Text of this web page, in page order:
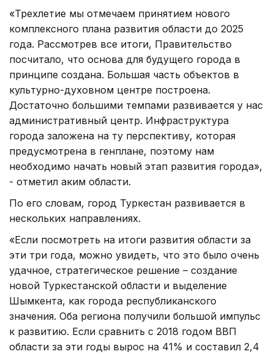
«Трехлетие мы отмечаем принятием нового
комплексного плана развития области до 2025
года. Рассмотрев все итоги, Правительство
посчитало, что основа для будущего города в
принципе создана. Большая часть объектов в
культурно-духовном центре построена.
Достаточно большими темпами развивается у нас
административный центр. Инфраструктура
города заложена на ту перспективу, которая
предусмотрена в генплане, поэтому нам
необходимо начать новый этап развития города»,
- отметил аким области.
По его словам, город Туркестан развивается в
нескольких направлениях.
«Если посмотреть на итоги развития области за
эти три года, можно увидеть, что это было очень
удачное, стратегическое решение – создание
новой Туркестанской области и выделение
Шымкента, как города республиканского
значения. Оба региона получили большой импульс
к развитию. Если сравнить с 2018 годом ВВП
области за эти годы вырос на 41% и составил 2,4